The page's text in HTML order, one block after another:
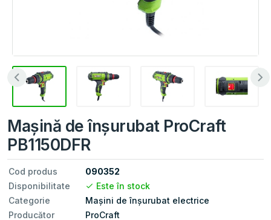
Mașină de înșurubat ProCraft
PB1150DFR
Cod produs
090352
Disponibilitate
Este în stock
Categorie
Mașini de înşurubat electrice
Producător
ProCraft